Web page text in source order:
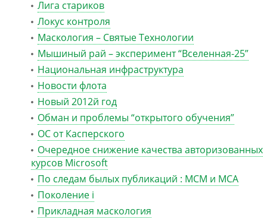
Лига стариков
Локус контроля
Маскология – Святые Технологии
Мышиный рай – эксперимент “Вселенная-25”
Национальная инфраструктура
Новости флота
Новый 2012й год
Обман и проблемы “открытого обучения”
ОС от Касперского
Очередное снижение качества авторизованных
курсов Microsoft
По следам былых публикаций : MCM и MCA
Поколение i
Прикладная маскология